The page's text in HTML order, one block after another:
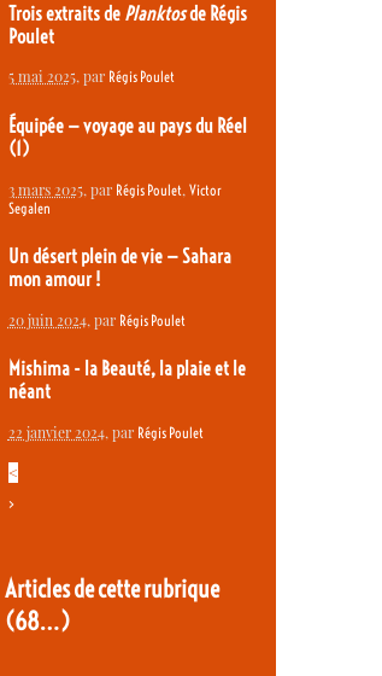
Trois extraits de Planktosde Régis
Poulet
5 mai 2025, par Régis Poulet
Équipée — voyage au pays du Réel
(1)
3 mars 2025, par Régis Poulet, Victor
Segalen
Un désert plein de vie — Sahara
mon amour !
20 juin 2024, par Régis Poulet
Mishima - la Beauté, la plaie et le
néant
22 janvier 2024, par Régis Poulet
<
>
Articles de cette rubrique
(68…)